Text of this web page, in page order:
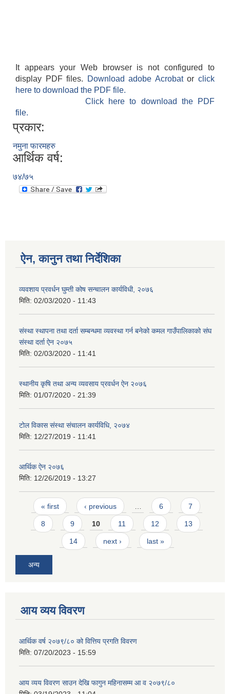
It appears your Web browser is not configured to
display PDF files.
Download adobe Acrobatorclick
here to download the PDF file.
Click here to download the PDF
file.
प्रकार:
नमुना फारमहरु
आर्थिक वर्ष:
७४/७५
ऐन, कानुन तथा निर्देशिका
व्यवशाय प्रवर्धन घुम्ती कोष सन्चालन कार्यविधी, २०७६
मिति: 02/03/2020 - 11:43
संस्था स्थापना तथा दर्ता सम्बन्धमा व्यवस्था गर्न बनेको कमल गाउँपालिकाको संघ
संस्था दर्ता ऐन २०७५
मिति: 02/03/2020 - 11:41
स्थानीय कृषि तथा अन्य व्यवसाय प्रवर्धन ऐन २०७६
मिति: 01/07/2020 - 21:39
टोल विकास संस्था संचालन कार्यविधि, २०७४
मिति: 12/27/2019 - 11:41
आर्थिक ऐन २०७६
मिति: 12/26/2019 - 13:27
Pages
« first ‹ previous 6 7
8 9 10 11 12 13
14 next › last »
अन्य
आय व्यय विवरण
आर्थिक वर्ष २०७९/८० को वित्तिय प्रगति विवरण
मिति: 07/20/2023 - 15:59
आय व्यय विवरण साउन देखि फागुन महिनासम्म आ व २०७९/८०